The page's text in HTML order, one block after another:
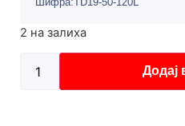
2 на залиха
Додај